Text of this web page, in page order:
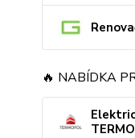
🔥 NABÍDKA